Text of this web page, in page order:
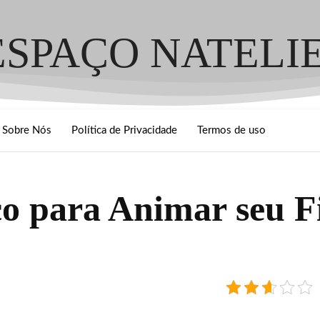
Sobre Nós Política de Privacidade Termos de uso
para Animar seu